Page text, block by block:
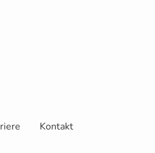
Kontakt